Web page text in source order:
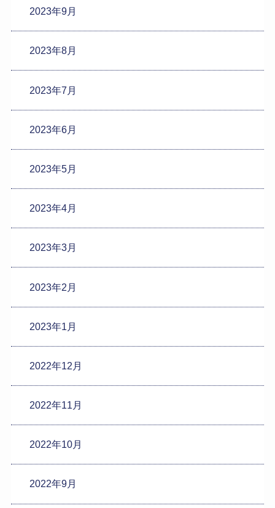
2023年9月
2023年8月
2023年7月
2023年6月
2023年5月
2023年4月
2023年3月
2023年2月
2023年1月
2022年12月
2022年11月
2022年10月
2022年9月